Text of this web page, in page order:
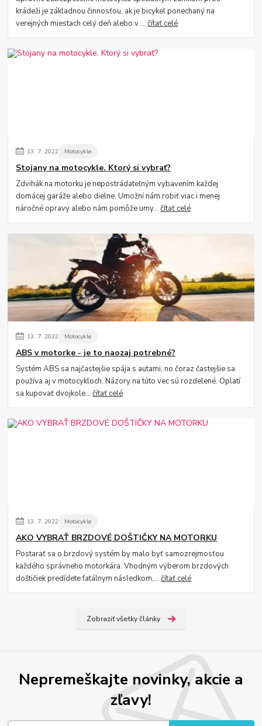
krádeži je základnou činnosťou, ak je bicykel ponechaný na
verejných miestach celý deň alebo v ...čítať celé
13. 7. 2022 Motocykle
Stojany na motocykle. Ktorý si vybrať?
Zdvihák na motorku je nepostrádateľným vybavením každej
domácej garáže alebo dielne. Umožní nám robiť viac i menej
náročné opravy alebo nám pomôže umy...čítať celé
13. 7. 2022 Motocykle
ABS v motorke - je to naozaj potrebné?
Systém ABS sa najčastejšie spája s autami, no čoraz častejšie sa
používa aj v motocykloch. Názory na túto vec sú rozdelené. Oplatí
sa kupovať dvojkole...čítať celé
13. 7. 2022 Motocykle
AKO VYBRAŤ BRZDOVÉ DOŠTIČKY NA MOTORKU
Postarať sa o brzdový systém by malo byť samozrejmosťou
každého správneho motorkára. Vhodným výberom brzdových
doštičiek predídete fatálnym následkom,...čítať celé
Zobraziť všetky články
Nepremeškajte novinky, akcie a
zľavy!